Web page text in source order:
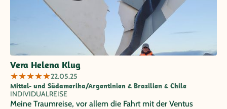
Vera Helena Klug
★★★★★22.05.25
Mittel- und Südamerika/Argentinien & Brasilien & Chile
INDIVIDUALREISE
Meine Traumreise, vor allem die Fahrt mit der Ventus